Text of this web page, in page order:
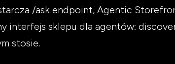
/ask endpoint, Agentic
interfejs sklepu dla agentów:
stosie.